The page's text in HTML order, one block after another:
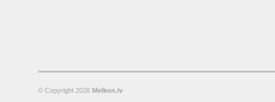
© Copyright 2026 Melkon.lv